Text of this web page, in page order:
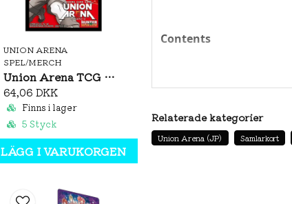
UNION ARENA
SPEL/MERCH
Union Arena TCG Official Card Sleeves: Hunter X Hunter
64,06 DKK
Finns i lager
5 Styck
LÄGG I VARUKORGEN
Contents
Relaterade kategorier
Union Arena (JP) Samlarkort